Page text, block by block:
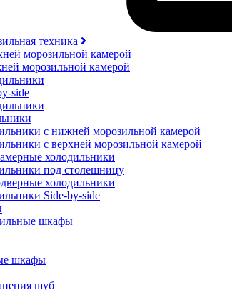
техника
морозильной камерой
морозильной камерой
side
с нижней морозильной камерой
с верхней морозильной камерой
холодильники
под столешницу
холодильники
Side-by-side
шкафы
шкафы
шуб